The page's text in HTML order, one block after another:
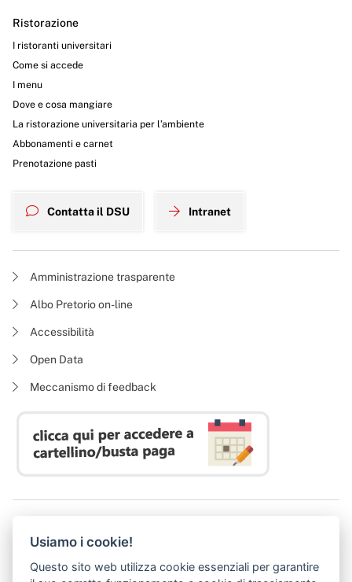
Ristorazione
I ristoranti universitari
Come si accede
I menu
Dove e cosa mangiare
La ristorazione universitaria per l’ambiente
Abbonamenti e carnet
Prenotazione pasti
Contatta il DSU Intranet
Amministrazione trasparente
Albo Pretorio on-line
Accessibilità
Open Data
Meccanismo di feedback
P. I. 05913670484 | C. F. 94164020482
Domicilio digitale:
dsutoscana@postacert.toscana.it
(abilitato alla ricezione di soli messaggi di posta elettronica certificata)
Usiamo i cookie!
Questo sito web utilizza cookie essenziali per garantire